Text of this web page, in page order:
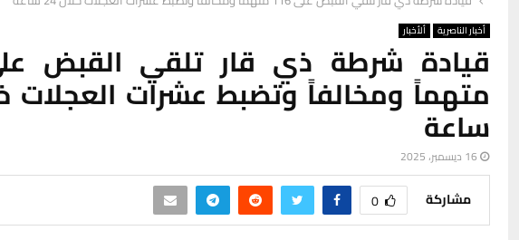
أخبار الناصرية ألأخبار
ساعة
16 ديسمبر، 2025
مشاركة 0